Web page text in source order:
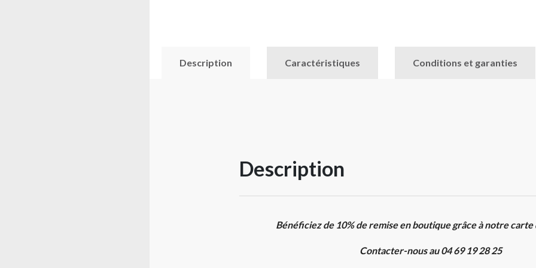
Description Caractéristiques Conditions et garanties
Description
Bénéficiez de 10% de remise en boutique grâce à notre carte
Contacter-nous au 04 69 19 28 25